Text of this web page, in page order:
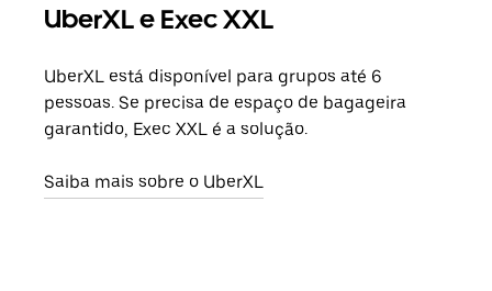
UberXL e Exec XXL
UberXL está disponível para grupos até 6
pessoas. Se precisa de espaço de bagageira
garantido, Exec XXL é a solução.
Saiba mais sobre o UberXL